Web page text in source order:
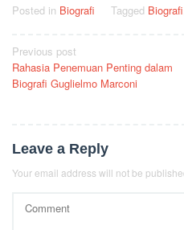
Posted in Biografi Tagged Biografi
Post
navigation
Previous post
Rahasia Penemuan Penting dalam
Biografi Guglielmo Marconi
Leave a Reply
Your email address will not be